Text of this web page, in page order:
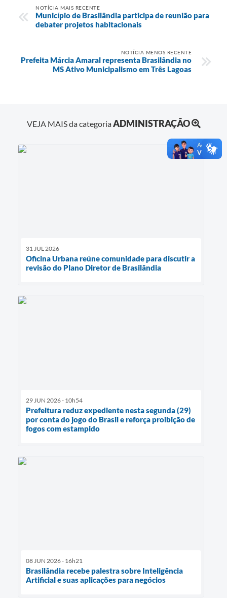
NOTÍCIA MAIS RECENTE
Município de Brasilândia participa de reunião para
debater projetos habitacionais
NOTÍCIA MENOS RECENTE
Prefeita Márcia Amaral representa Brasilândia no
MS Ativo Municipalismo em Três Lagoas
VEJA MAIS da categoriaADMINISTRAÇÃO
31 JUL 2026
Oficina Urbana reúne comunidade para discutir a
revisão do Plano Diretor de Brasilândia
29 JUN 2026 - 10h54
Prefeitura reduz expediente nesta segunda (29)
por conta do jogo do Brasil e reforça proibição de
fogos com estampido
08 JUN 2026 - 16h21
Brasilândia recebe palestra sobre Inteligência
Artificial e suas aplicações para negócios